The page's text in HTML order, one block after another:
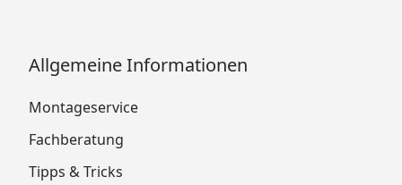
Allgemeine Informationen
Montageservice
Fachberatung
Tipps & Tricks